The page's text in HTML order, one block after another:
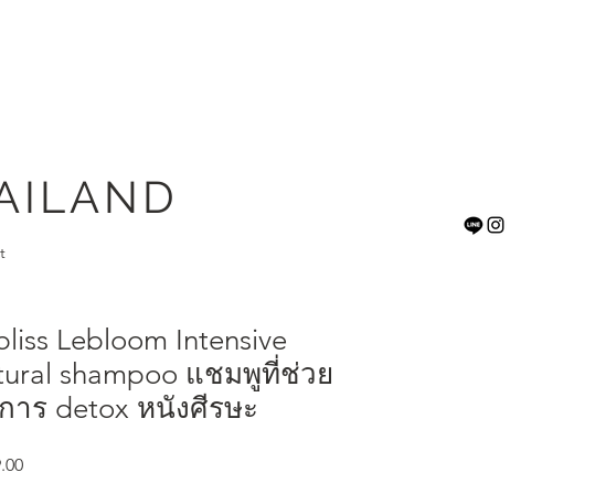
Lebloom Intensive
shampoo แชมพูที่ช่วย
าร detox หนังศีรษะ
ราคา